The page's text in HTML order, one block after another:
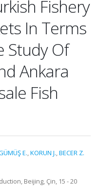
Fishery
In Terms
Study Of
Ankara
Fish
E.,KORUN J.,BECER Z.
Beijing, Çin, 15 - 20